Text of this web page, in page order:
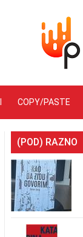
COPY/PASTE
(POD) RAZNO